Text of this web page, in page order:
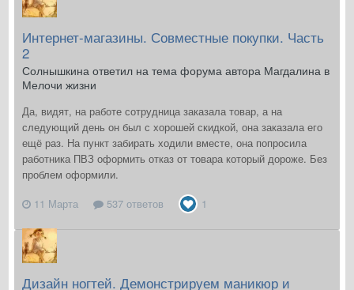
Интернет-магазины. Совместные покупки. Часть
2
Солнышкина ответил на тема форума автора Магдалина в
Мелочи жизни
Да, видят, на работе сотрудница заказала товар, а на
следующий день он был с хорошей скидкой, она заказала его
ещё раз. На пункт забирать ходили вместе, она попросила
работника ПВЗ оформить отказ от товара который дороже. Без
проблем оформили.
11 Марта
537 ответов 1
Дизайн ногтей. Демонстрируем маникюр и